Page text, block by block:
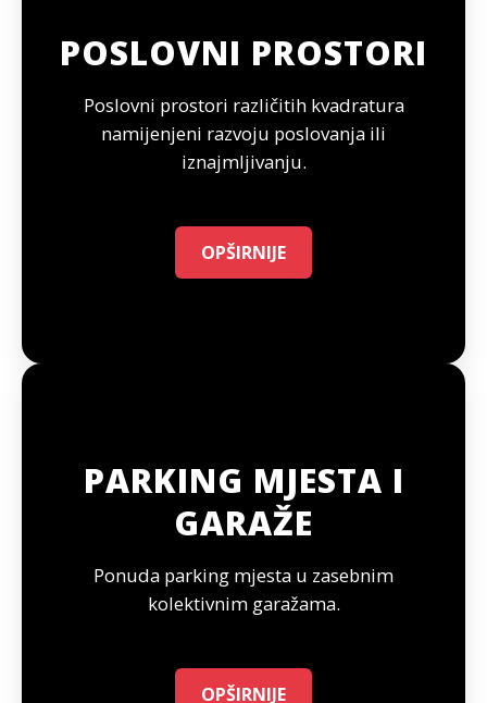
POSLOVNI PROSTORI
Poslovni prostori različitih kvadratura
namijenjeni razvoju poslovanja ili
iznajmljivanju.
OPŠIRNIJE
PARKING MJESTA I
GARAŽE
Ponuda parking mjesta u zasebnim
kolektivnim garažama.
OPŠIRNIJE